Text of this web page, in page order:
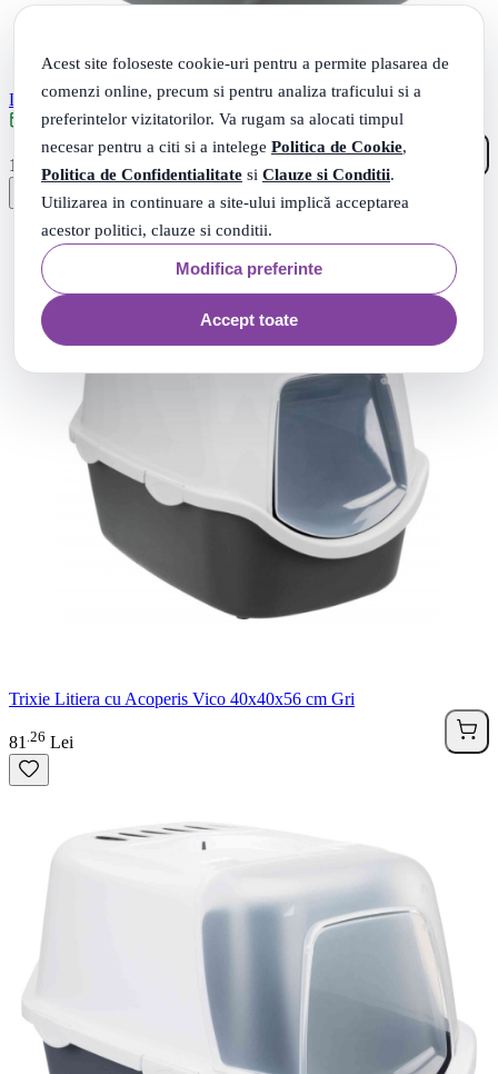
Acest site foloseste cookie-uri pentru a permite plasarea de
comenzi online, precum si pentru analiza traficului si a
preferintelor vizitatorilor. Va rugam sa alocati timpul
necesar pentru a citi si a intelege Politica de Cookie,
Politica de Confidentialitate si Clauze si Conditii.
Utilizarea in continuare a site-ului implică acceptarea
acestor politici, clauze si conditii.
Modifica preferinte
Accept toate
Litiera Simao, Cu Rama Inalta, 48 x 30 x 58 cm, Gri, 40220
Livrare: maine
107 Lei
Trixie Litiera cu Acoperis Vico 40x40x56 cm Gri
81 26 Lei